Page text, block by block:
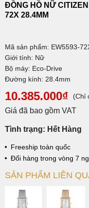
ĐỒNG HỒ NỮ
72X 28.4MM
Mã sản phẩm: EW5593-
Giới tính: Nữ
Bộ máy: Eco-Drive
Đường kính: 28.4mm
10.385.000₫ (Chỉ
Giá đã bao gồm VAT
Tình trạng: Hết Hàng
Freeship toàn quốc
Đổi hàng trong vòng 7
SẢN PHẨM LIÊN